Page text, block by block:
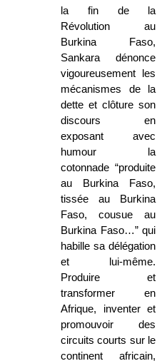
la fin de la
Révolution au
Burkina Faso,
Sankara dénonce
vigoureusement les
mécanismes de la
dette et clôture son
discours en
exposant avec
humour la
cotonnade “produite
au Burkina Faso,
tissée au Burkina
Faso, cousue au
Burkina Faso…” qui
habille sa délégation
et lui-même.
Produire et
transformer en
Afrique, inventer et
promouvoir des
circuits courts sur le
continent africain,